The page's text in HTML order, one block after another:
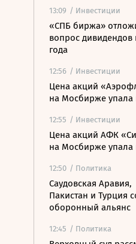
13:09 / Инвестиции
«СПБ биржа»
вопрос дивидендов
года
12:56 / Инвестиции
Цена акций
на Мосбирже упала
12:55 / Инвестиции
Цена акций АФК
на Мосбирже упала
12:50 / Политика
Саудовская Аравия,
Пакистан и Турция
оборонный альянс
12:45 / Политика